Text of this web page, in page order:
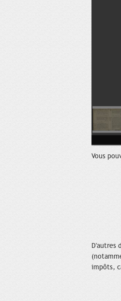
Vous
D'autres
impôts,